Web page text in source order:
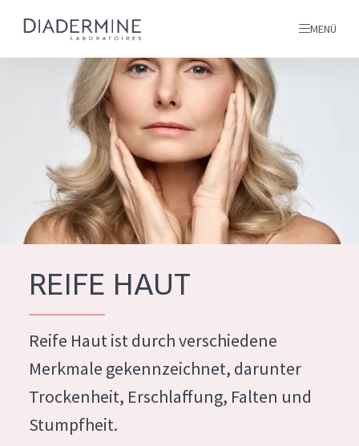
PRODUKTTYP
Feuchtigkeit und Ausstrahlung
Faltenreduzierung
Hautregeneration
ALLE PRODUKTE
Alle produkte
MENÜ
Startseite
inhaltsstoffe
Über uns
Inspiration
Kontakt
French
REIFE HAUT
Reife Haut ist durch verschiedene
Merkmale gekennzeichnet, darunter
Trockenheit, Erschlaffung, Falten und
Stumpfheit.